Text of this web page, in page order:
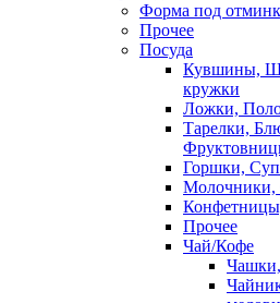
Форма под
Прочее
Посуда
Кувшины,
кружки
Ложки,
Тарелки,
Горшки,
Молочники,
Прочее
Чай/Кофе